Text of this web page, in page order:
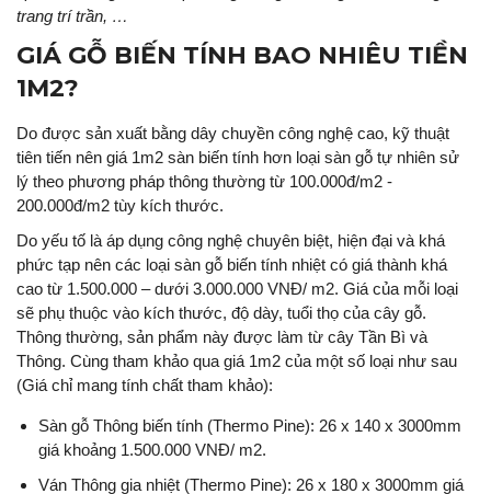
trang trí trần, …
GIÁ GỖ BIẾN TÍNH BAO NHIÊU TIỀN
1M2?
Do được sản xuất bằng dây chuyền công nghệ cao, kỹ thuật
tiên tiến nên giá 1m2 sàn biến tính hơn loại sàn gỗ tự nhiên sử
lý theo phương pháp thông thường từ 100.000đ/m2 -
200.000đ/m2 tùy kích thước.
Do yếu tố là áp dụng công nghệ chuyên biệt, hiện đại và khá
phức tạp nên các loại sàn gỗ biến tính nhiệt có giá thành khá
cao từ 1.500.000 – dưới 3.000.000 VNĐ/ m2. Giá của mỗi loại
sẽ phụ thuộc vào kích thước, độ dày, tuổi thọ của cây gỗ.
Thông thường, sản phẩm này được làm từ cây Tần Bì và
Thông. Cùng tham khảo qua giá 1m2 của một số loại như sau
(Giá chỉ mang tính chất tham khảo):
Sàn gỗ Thông biến tính (Thermo Pine): 26 x 140 x 3000mm
giá khoảng 1.500.000 VNĐ/ m2.
Ván Thông gia nhiệt (Thermo Pine): 26 x 180 x 3000mm giá